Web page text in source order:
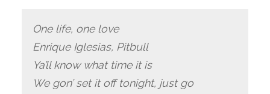
One life, one love
Enrique Iglesias, Pitbull
Ya’ll know what time it is
We gon’ set it off tonight, just go